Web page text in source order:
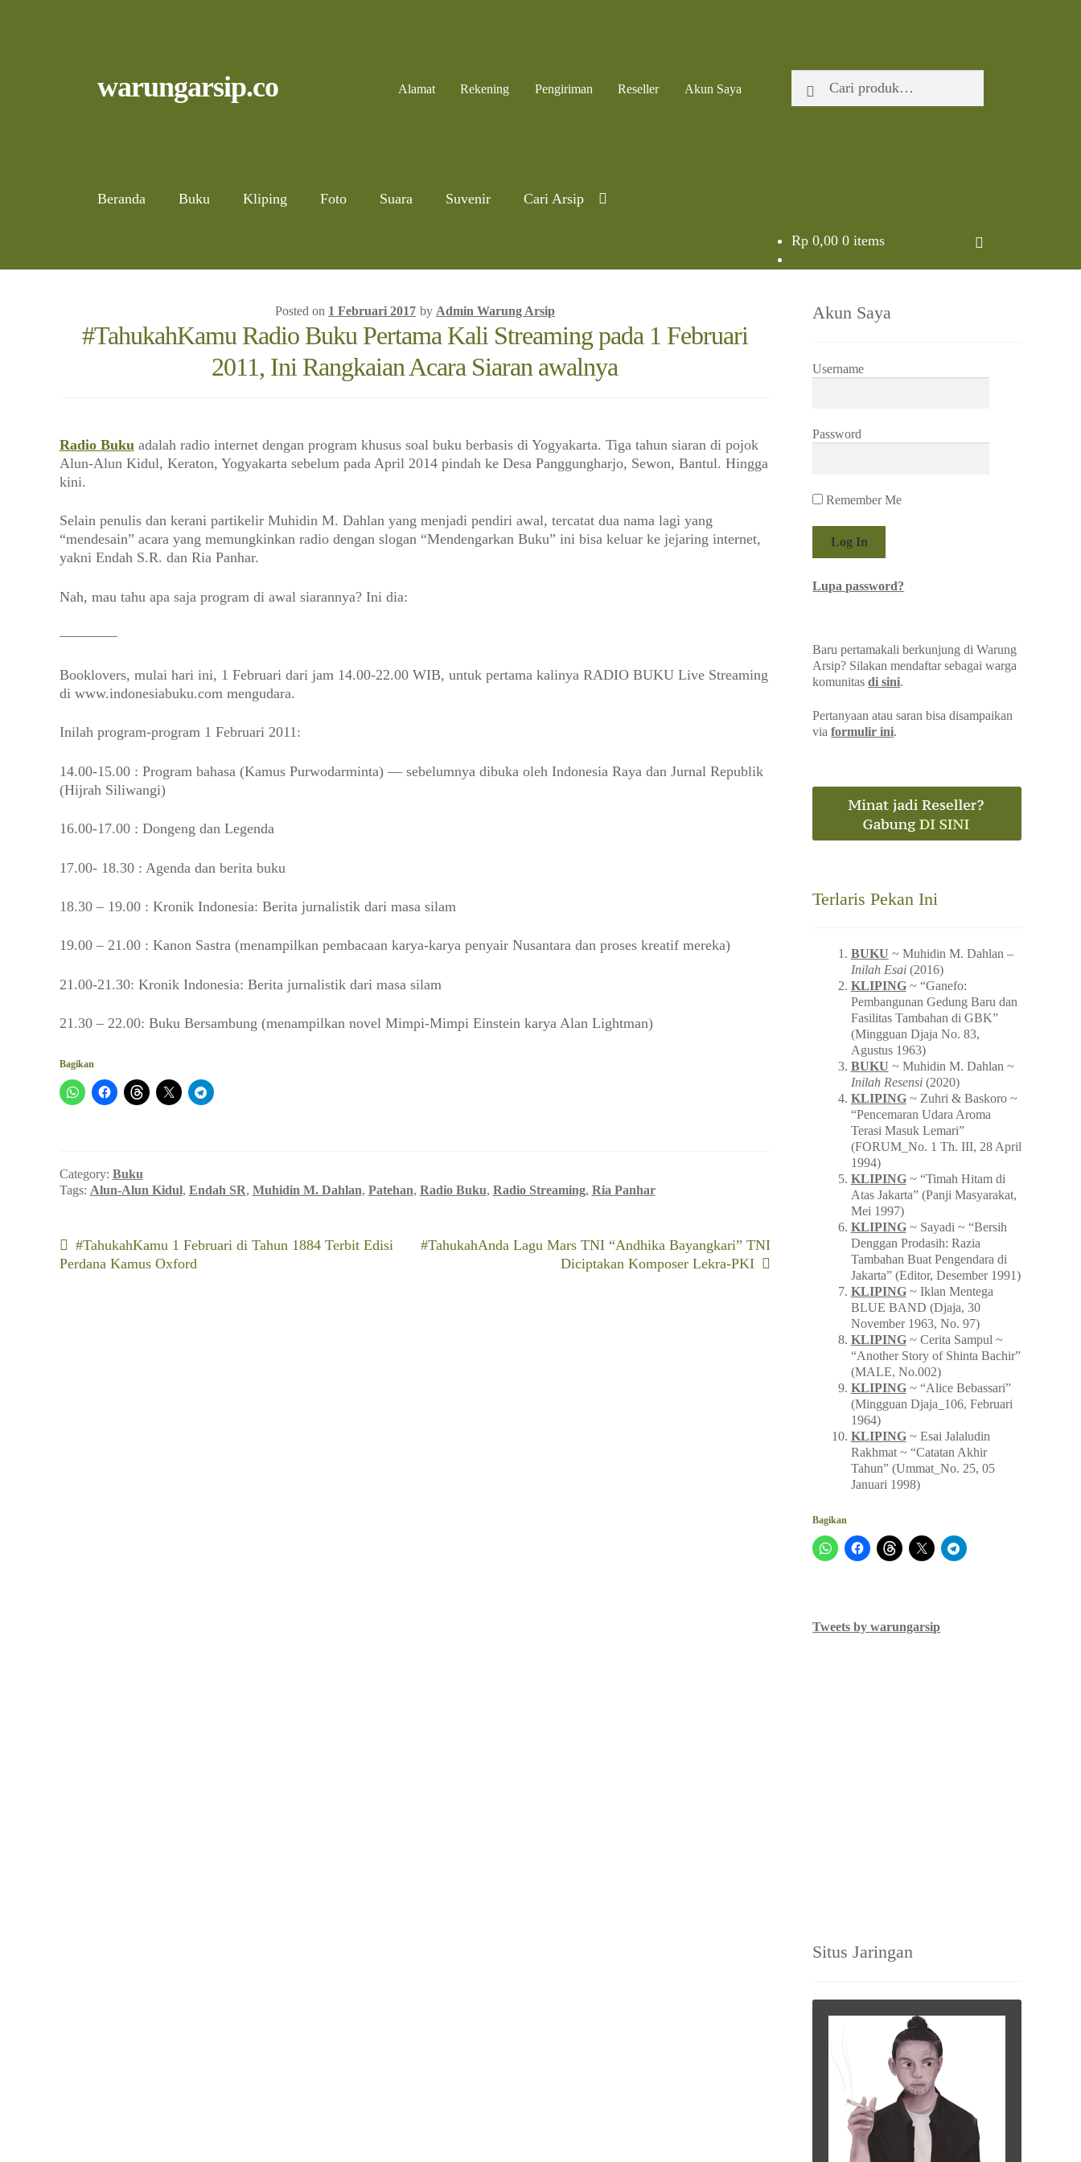
to
to
warungarsip.co Alamat Rekening Pengiriman Reseller Akun Saya
untuk:
Beranda Buku Kliping Foto Suara Suvenir Cari Arsip
Rp0,00 0 items
Posted on 1 Februari 2017 by Admin Warung Arsip
#TahukahKamu Radio Buku Pertama Kali Streaming pada 1 Februari
2011, Ini Rangkaian Acara Siaran awalnya
Radio Buku adalah radio internet dengan program khusus soal buku berbasis di Yogyakarta. Tiga tahun siaran di pojok
Alun-Alun Kidul, Keraton, Yogyakarta sebelum pada April 2014 pindah ke Desa Panggungharjo, Sewon, Bantul. Hingga
kini.
Selain penulis dan kerani partikelir Muhidin M. Dahlan yang menjadi pendiri awal, tercatat dua nama lagi yang
“mendesain” acara yang memungkinkan radio dengan slogan “Mendengarkan Buku” ini bisa keluar ke jejaring internet,
yakni Endah S.R. dan Ria Panhar.
Nah, mau tahu apa saja program di awal siarannya? Ini dia:
————
Booklovers, mulai hari ini, 1 Februari dari jam 14.00-22.00 WIB, untuk pertama kalinya RADIO BUKU Live Streaming
di www.indonesiabuku.com mengudara.
Inilah program-program 1 Februari 2011:
14.00-15.00 : Program bahasa (Kamus Purwodarminta) — sebelumnya dibuka oleh Indonesia Raya dan Jurnal Republik
(Hijrah Siliwangi)
16.00-17.00 : Dongeng dan Legenda
17.00- 18.30 : Agenda dan berita buku
18.30 – 19.00 : Kronik Indonesia: Berita jurnalistik dari masa silam
19.00 – 21.00 : Kanon Sastra (menampilkan pembacaan karya-karya penyair Nusantara dan proses kreatif mereka)
21.00-21.30: Kronik Indonesia: Berita jurnalistik dari masa silam
21.30 – 22.00: Buku Bersambung (menampilkan novel Mimpi-Mimpi Einstein karya Alan Lightman)
Bagikan
Category: Buku
Tags: Alun-Alun Kidul, Endah SR, Muhidin M. Dahlan, Patehan, Radio Buku, Radio Streaming, Ria Panhar
Navigasi
Previous
post:
#TahukahKamu 1 Februari di Tahun 1884 Terbit Edisi
Perdana Kamus Oxford
Next
#TahukahAnda Lagu Mars TNI “Andhika Bayangkari” TNI
Diciptakan Komposer Lekra-PKI
Akun Saya
Username
Password
Remember Me
Lupa password?
Baru pertamakali berkunjung di Warung
Arsip? Silakan mendaftar sebagai warga
komunitasdi sini.
Pertanyaan atau saran bisa disampaikan
viaformulir ini.
Terlaris Pekan Ini
BUKU ~ Muhidin M. Dahlan –
Inilah Esai(2016)
KLIPING~ “Ganefo:
Pembangunan Gedung Baru dan
Fasilitas Tambahan di GBK”
(Mingguan Djaja No. 83,
Agustus 1963)
BUKU ~ Muhidin M. Dahlan ~
Inilah Resensi(2020)
KLIPING~ Zuhri & Baskoro ~
“Pencemaran Udara Aroma
Terasi Masuk Lemari”
(FORUM_No. 1 Th. III, 28 April
1994)
KLIPING~ “Timah Hitam di
Atas Jakarta” (Panji Masyarakat,
Mei 1997)
KLIPING~ Sayadi ~ “Bersih
Denggan Prodasih: Razia
Tambahan Buat Pengendara di
Jakarta” (Editor, Desember 1991)
KLIPING~ Iklan Mentega
BLUE BAND (Djaja, 30
November 1963, No. 97)
KLIPING~ Cerita Sampul ~
“Another Story of Shinta Bachir”
(MALE, No.002)
KLIPING~ “Alice Bebassari”
(Mingguan Djaja_106, Februari
1964)
KLIPING~ Esai Jalaludin
Rakhmat ~ “Catatan Akhir
Tahun” (Ummat_No. 25, 05
Januari 1998)
Bagikan
Tweets by warungarsip
Situs Jaringan